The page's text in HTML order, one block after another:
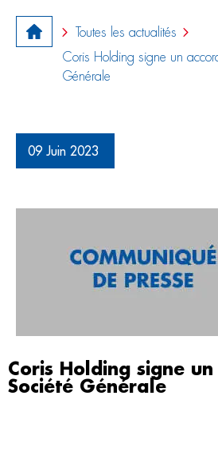
Toutes les actualités
Coris Holding signe un
Générale
09 Juin 2023
Coris Holding signe
Société Générale